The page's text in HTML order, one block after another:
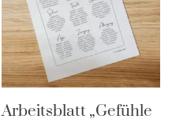
Arbeitsblatt „Gefühle